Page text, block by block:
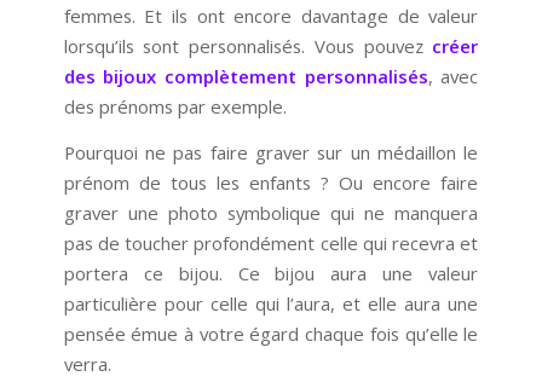
femmes. Et ils ont encore davantage de valeur
lorsqu’ils sont personnalisés. Vous pouvez créer
des bijoux complètement personnalisés, avec
des prénoms par exemple.
Pourquoi ne pas faire graver sur un médaillon le
prénom de tous les enfants ? Ou encore faire
graver une photo symbolique qui ne manquera
pas de toucher profondément celle qui recevra et
portera ce bijou. Ce bijou aura une valeur
particulière pour celle qui l’aura, et elle aura une
pensée émue à votre égard chaque fois qu’elle le
verra.